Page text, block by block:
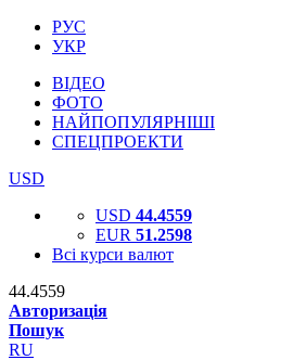
РУС
УКР
ВІДЕО
ФОТО
НАЙПОПУЛЯРНІШІ
СПЕЦПРОЕКТИ
USD
USD 44.4559
EUR 51.2598
Всі курси валют
44.4559
Авторизація
Пошук
RU